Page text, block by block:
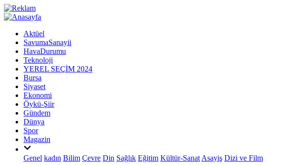
Aktüel
SavumaSanayii
HavaDurumu
Teknoloji
YEREL SEÇİM 2024
Bursa
Siyaset
Ekonomi
Öykü-Şiir
Gündem
Dünya
Spor
Magazin
Genel kadın Bilim Çevre Din Sağlık Eğitim Kültür-Sanat Asayiş Dizi ve Film